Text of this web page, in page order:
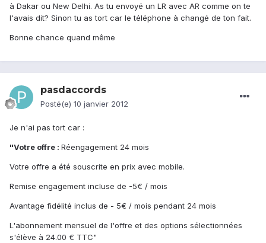
à Dakar ou New Delhi. As tu envoyé un LR avec AR comme on te
l'avais dit? Sinon tu as tort car le téléphone à changé de ton fait.
Bonne chance quand même
pasdaccords
Posté(e) 10 janvier 2012
Je n'ai pas tort car :
"Votre offre : Réengagement 24 mois
Votre offre a été souscrite en prix avec mobile.
Remise engagement incluse de -5€ / mois
Avantage fidélité inclus de - 5€ / mois pendant 24 mois
L'abonnement mensuel de l'offre et des options sélectionnées
s'élève à 24.00 € TTC"